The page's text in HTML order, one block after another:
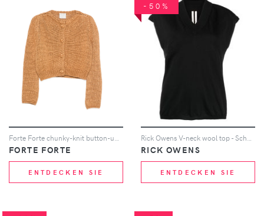
FORTE FORTE
ENTDECKEN SIE
-50%
RICK OWENS
ENTDECKEN SIE